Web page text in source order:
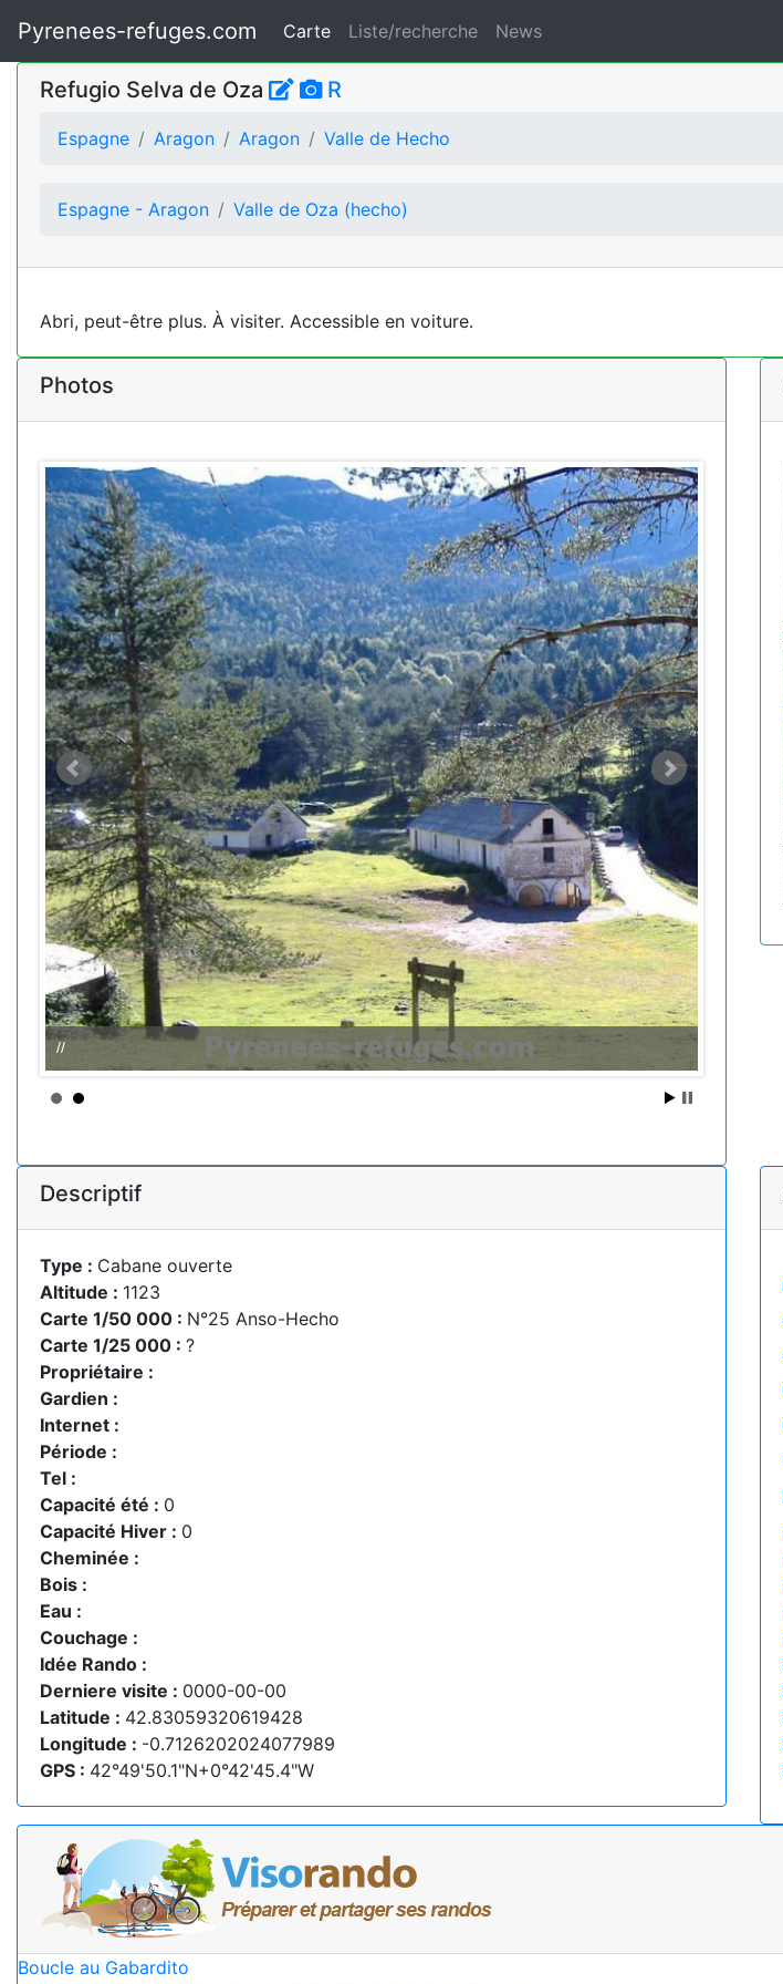
Pyrenees-refuges.com Carte Liste/recherche News
Refugio Selva de Oza R
Espagne Aragon Aragon Valle de Hecho
Espagne - Aragon Valle de Oza (hecho)
Abri, peut-être plus. À visiter. Accessible en voiture.
Photos
//
Descriptif
Type : Cabane ouverte
Altitude : 1123
Carte 1/50 000 : N°25 Anso-Hecho
Carte 1/25 000 : ?
Propriétaire :
Gardien :
Internet :
Période :
Tel :
Capacité été : 0
Capacité Hiver : 0
Cheminée :
Bois :
Eau :
Couchage :
Idée Rando :
Derniere visite : 0000-00-00
Latitude : 42.83059320619428
Longitude : -0.7126202024077989
GPS : 42°49'50.1"N+0°42'45.4"W
Boucle au Gabardito